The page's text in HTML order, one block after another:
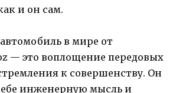
и он сам.
в мире от
— это воплощение передовых
к совершенству. Он
инженерную мысль и